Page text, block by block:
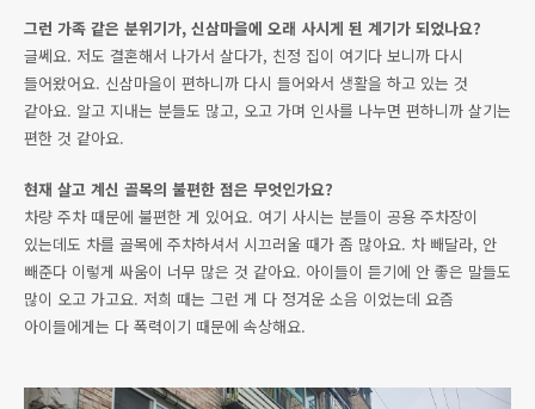
그런 가족 같은 분위기가, 신삼마을에 오래 사시게 된 계기가 되었나요?
글쎄요. 저도 결혼해서 나가서 살다가, 친정 집이 여기다 보니까 다시
들어왔어요. 신삼마을이 편하니까 다시 들어와서 생활을 하고 있는 것
같아요. 알고 지내는 분들도 많고, 오고 가며 인사를 나누면 편하니까 살기는
편한 것 같아요.
현재 살고 계신 골목의 불편한 점은 무엇인가요?
차량 주차 때문에 불편한 게 있어요. 여기 사시는 분들이 공용 주차장이
있는데도 차를 골목에 주차하셔서 시끄러울 때가 좀 많아요. 차 빼달라, 안
빼준다 이렇게 싸움이 너무 많은 것 같아요. 아이들이 듣기에 안 좋은 말들도
많이 오고 가고요. 저희 때는 그런 게 다 정겨운 소음 이었는데 요즘
아이들에게는 다 폭력이기 때문에 속상해요.